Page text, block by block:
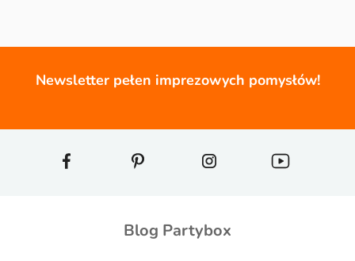
Newsletter pełen imprezowych pomysłów!
Blog Partybox